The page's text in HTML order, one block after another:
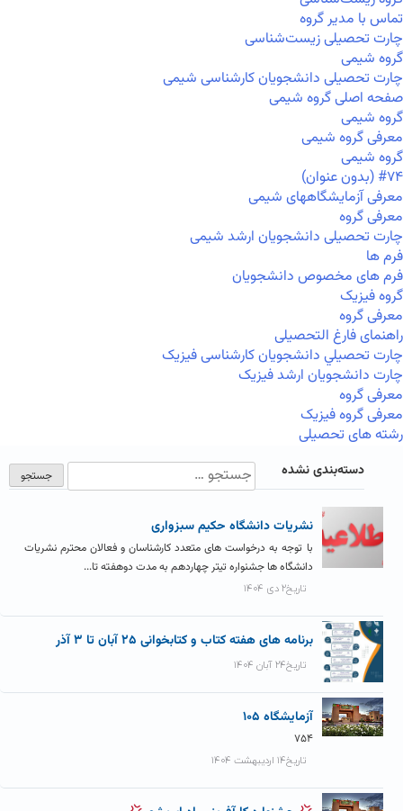
تماس با مدیر گروه
چارت تحصیلی زیست‌شناسی
گروه شیمی
چارت تحصیلی دانشجویان کارشناسی شیمی
صفحه اصلی گروه شیمی
گروه شیمی
معرفی گروه شیمی
گروه شیمی
#۷۴ (بدون عنوان)
معرفی آزمایشگاههای شیمی
معرفی گروه
چارت تحصیلی دانشجویان ارشد شیمی
فرم ها
فرم های مخصوص دانشجویان
گروه فیزیک
معرفی گروه
راهنمای فارغ التحصیلی
چارت تحصيلي دانشجویان کارشناسی فیزیک
چارت دانشجویان ارشد فیزیک
معرفی گروه
معرفی گروه فیزیک
رشته های تحصیلی
دسته‌بندی نشده
نشریات دانشگاه حکیم سبزواری
با توجه به درخواست های متعدد کارشناسان و فعالان محترم نشریات
دانشگاه ها جشنواره تیتر چهاردهم به مدت دوهفته تا...
تاریخ۲ دی ۱۴۰۴
برنامه های هفته کتاب و کتابخوانی ۲۵ آبان تا ۳ آذر
تاریخ۲۴ آبان ۱۴۰۴
آزمايشگاه ۱۰۵
۷۵۴
تاریخ۱۴ اردیبهشت ۱۴۰۴